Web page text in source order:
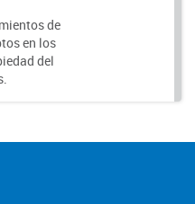
de
en los
del